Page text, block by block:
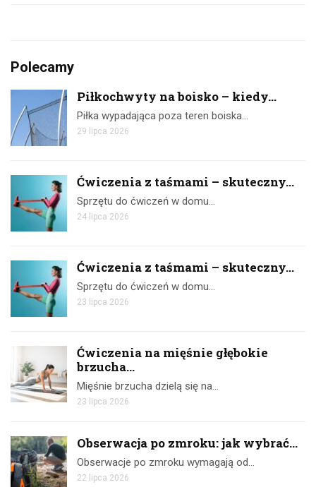
Polecamy
Piłkochwyty na boisko – kiedy...
Piłka wypadająca poza teren boiska…
29 lipca 2026
Ćwiczenia z taśmami – skuteczny...
Sprzętu do ćwiczeń w domu…
24 lipca 2026
Ćwiczenia z taśmami – skuteczny...
Sprzętu do ćwiczeń w domu…
23 lipca 2026
Ćwiczenia na mięśnie głębokie
brzucha...
Mięśnie brzucha dzielą się na…
23 lipca 2026
Obserwacja po zmroku: jak wybrać...
Obserwacje po zmroku wymagają od…
22 lipca 2026